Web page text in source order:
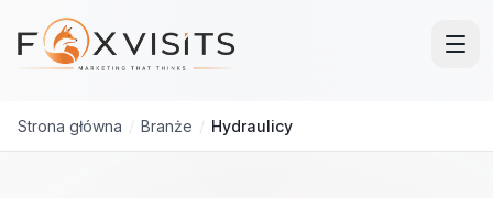
Przejdź do treści głównej
Strona główna / Branże / Hydraulicy